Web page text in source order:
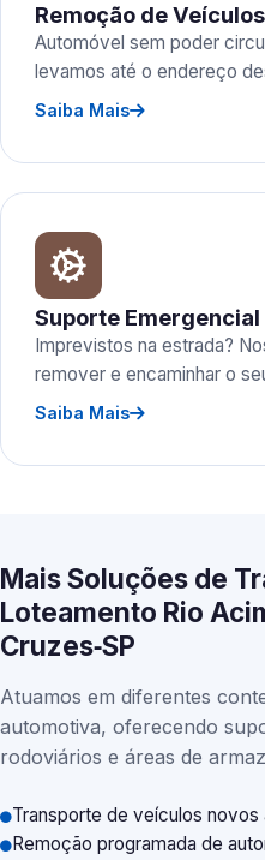
Remoção de
Automóvel sem poder
levamos até o endereço
Saiba Mais
Suporte Emergencial
Imprevistos na estrada?
remover e encaminhar o
Saiba Mais
Mais Soluções de
Loteamento Rio
Cruzes‑SP
Atuamos em diferentes
automotiva, oferecendo
rodoviários e áreas de
Transporte de veículos
Remoção programada de